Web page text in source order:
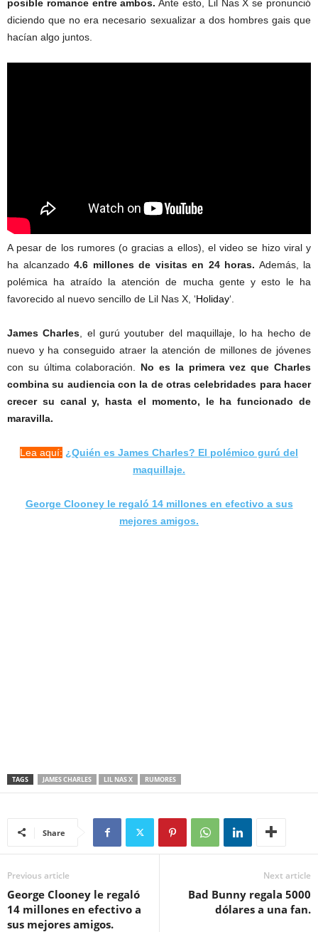
posible romance entre ambos. Ante esto, Lil Nas X se pronunció
diciendo que no era necesario sexualizar a dos hombres gais que
hacían algo juntos.
A pesar de los rumores (o gracias a ellos), el video se hizo viral y
ha alcanzado 4.6 millones de visitas en 24 horas. Además, la
polémica ha atraído la atención de mucha gente y esto le ha
favorecido al nuevo sencillo de Lil Nas X, ‘Holiday‘.
James Charles , el gurú youtuber del maquillaje, lo ha hecho de
nuevo y ha conseguido atraer la atención de millones de jóvenes
con su última colaboración. No es la primera vez que Charles
combina su audiencia con la de otras celebridades para hacer
crecer su canal y, hasta el momento, le ha funcionado de
maravilla.
Lea aquí: ¿Quién es James Charles? El polémico gurú del
maquillaje.
George Clooney le regaló 14 millones en efectivo a sus
mejores amigos.
TAGS JAMES CHARLES LIL NAS X RUMORES
Share
Previous article
George Clooney le regaló
14 millones en efectivo a
sus mejores amigos.
Next article
Bad Bunny regala 5000
dólares a una fan.